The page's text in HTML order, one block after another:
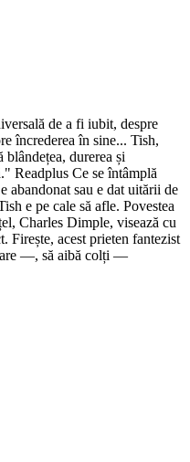
de a fi iubit, despre
încrederea în sine... Tish,
durerea și
Readplus Ce se întâmplă
abandonat sau e dat uitării de
e pe cale să afle. Povestea
Charles Dimple, visează cu
Firește, acest prieten fantezist
—, să aibă colți —